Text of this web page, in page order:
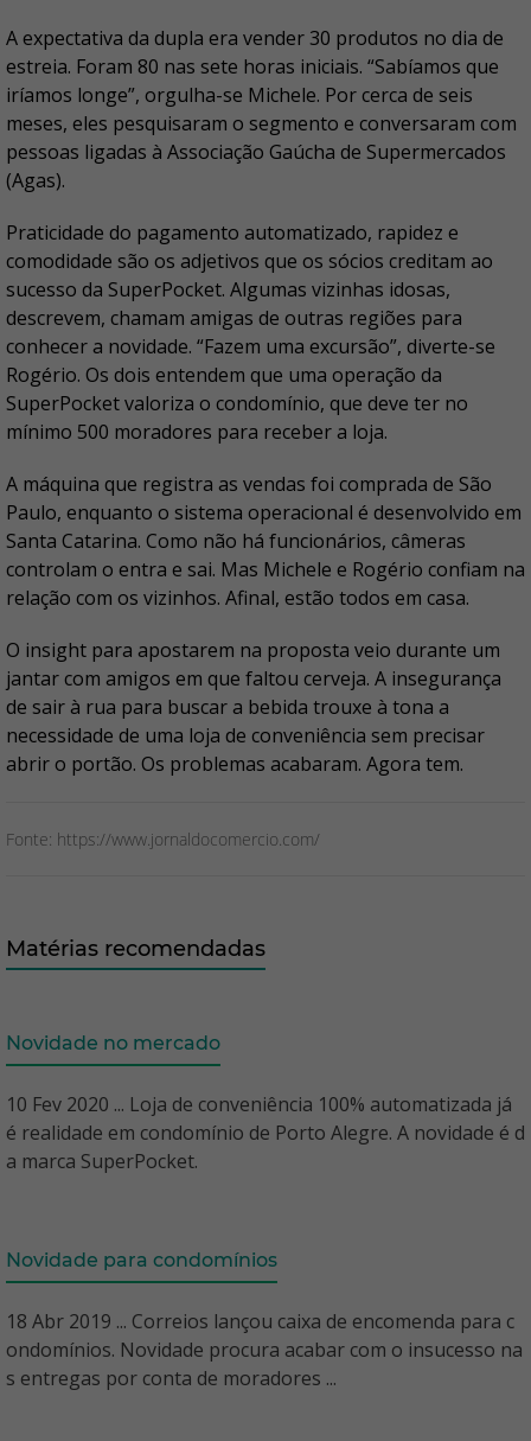
A expectativa da dupla era vender 30 produtos no dia de
estreia. Foram 80 nas sete horas iniciais. “Sabíamos que
iríamos longe”, orgulha-se Michele. Por cerca de seis
meses, eles pesquisaram o segmento e conversaram com
pessoas ligadas à Associação Gaúcha de Supermercados
(Agas).
Praticidade do pagamento automatizado, rapidez e
comodidade são os adjetivos que os sócios creditam ao
sucesso da SuperPocket. Algumas vizinhas idosas,
descrevem, chamam amigas de outras regiões para
conhecer a novidade. “Fazem uma excursão”, diverte-se
Rogério. Os dois entendem que uma operação da
SuperPocket valoriza o condomínio, que deve ter no
mínimo 500 moradores para receber a loja.
A máquina que registra as vendas foi comprada de São
Paulo, enquanto o sistema operacional é desenvolvido em
Santa Catarina. Como não há funcionários, câmeras
controlam o entra e sai. Mas Michele e Rogério confiam na
relação com os vizinhos. Afinal, estão todos em casa.
O insight para apostarem na proposta veio durante um
jantar com amigos em que faltou cerveja. A insegurança
de sair à rua para buscar a bebida trouxe à tona a
necessidade de uma loja de conveniência sem precisar
abrir o portão. Os problemas acabaram. Agora tem.
Fonte: https://www.jornaldocomercio.com/
Matérias recomendadas
Novidade no mercado
10 Fev 2020 ... Loja de conveniência 100% automatizada já
é realidade em condomínio de Porto Alegre. A novidade é d
a marca SuperPocket.
Novidade para condomínios
18 Abr 2019 ... Correios lançou caixa de encomenda para c
ondomínios. Novidade procura acabar com o insucesso na
s entregas por conta de moradores ...